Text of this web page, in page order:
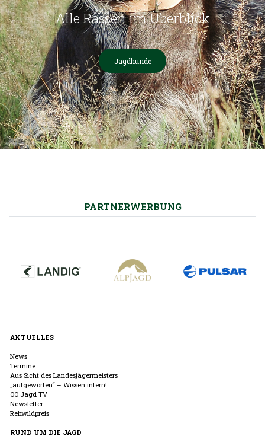
Alle Rassen im Überblick
Jagdhunde
PARTNERWERBUNG
AKTUELLES
News
Termine
Aus Sicht des Landesjägermeisters
„aufgeworfen“ – Wissen intern!
OÖ Jagd TV
Newsletter
Rehwildpreis
RUND UM DIE JAGD